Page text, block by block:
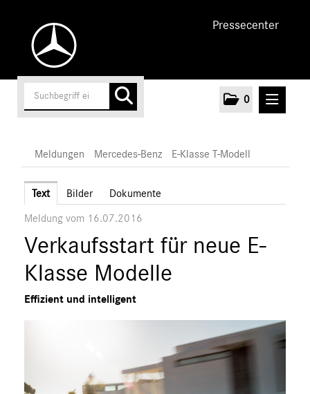
Pressecenter
0
Unternehmen
Cars
AMG
Maybach
Mercedes-Benz
E-Klasse
Meldungen Mercedes-Benz E-Klasse T-Modell
Text Bilder Dokumente
Meldung vom 16.07.2016
Verkaufsstart für neue E-
Klasse Modelle
Effizient und intelligent